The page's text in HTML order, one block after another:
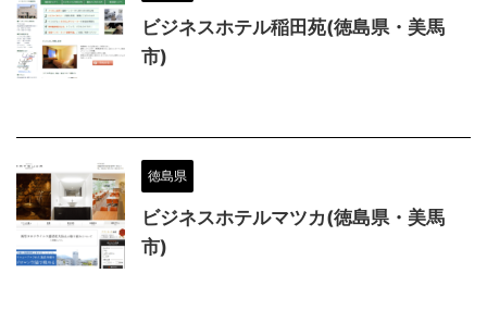
ビジネスホテル稲田苑(徳島県・美馬
市)
徳島県
ビジネスホテルマツカ(徳島県・美馬
市)